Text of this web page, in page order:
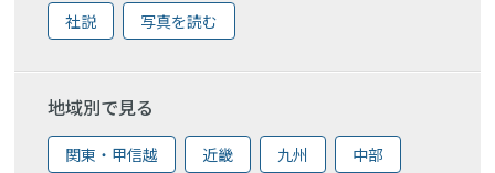
社説 写真を読む
地域別で見る
関東・甲信越 近畿 九州 中部